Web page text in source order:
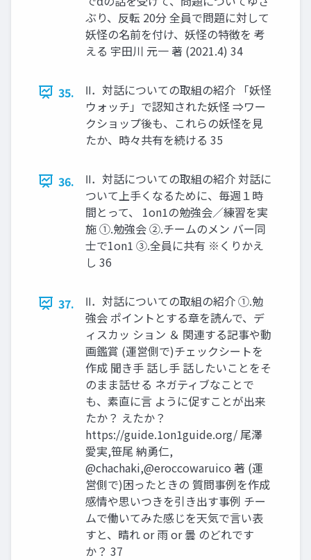
ぶり、反転 20分 全員で問題に対して
妖怪の名前を付け、妖怪の特徴を 考
える 宇田川 元一 著 (2021.4) 34
35.
Ⅱ．対話についての取組の紹介 「妖怪
ウォッチ」で認知された妖怪 ⇒ワー
クショップ後も、これらの妖怪を見
たか、時々共有を続ける 35
36.
Ⅱ．対話についての取組の紹介 対話に
ついて上手くなるために、毎週１時
間とって、 1on1の勉強会／練習を実
施 ①.勉強会 ②.チームのメン バー同
士で1on1 ③.全員に共有 ※くりかえ
し 36
37.
Ⅱ．対話についての取組の紹介 ①.勉
強会 ポイントとする章を読んで、デ
ィスカッ ション ＆ 関連する記事や動
画鑑賞 (運営側で)チェックシートを
作成 聞き手 話し手 話したいことをそ
のまま話せる ネガティブなことで
も、素直に言 ように促すことが出来
たか？ えたか？
https://guide.1on1guide.org/ 尾澤
愛実,笹尾 納勇仁,
@chachaki,@eroccowaruico 著 (運
営側で)困ったときの 質問事例を作成
感情や思いつきを引き出す事例 チー
ムで働いてみた感じを天気で言い表
すと、晴れ or 雨 or 曇 のどれです
か？ 37